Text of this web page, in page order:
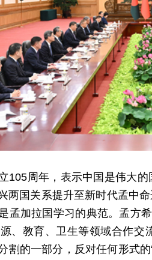
105周年，表示中国是伟大
两国关系提升至新时代孟中
孟加拉国学习的典范。孟方
、教育、卫生等领域合作
割的一部分，反对任何形式